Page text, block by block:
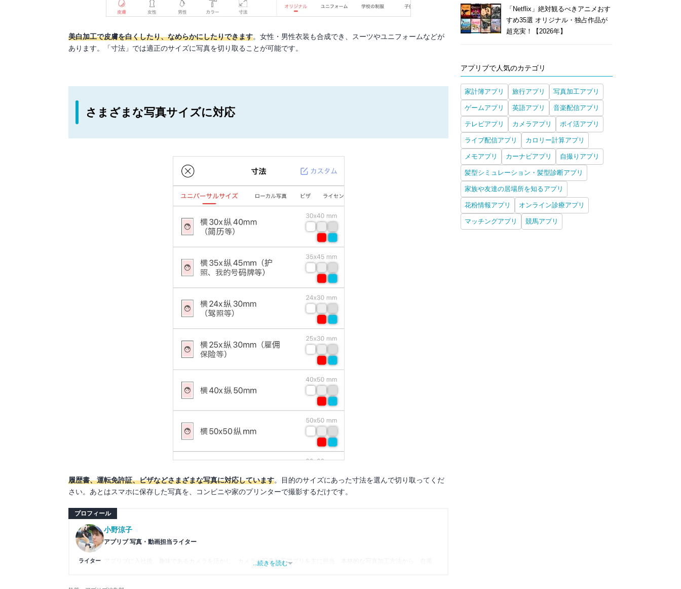
美白加工で皮膚を白くしたり、なめらかにしたりできます。女性・男性衣装も合成でき、スーツやユニフォームなどが
あります。「寸法」では適正のサイズに写真を切り取ることが可能です。
さまざまな写真サイズに対応
履歴書、運転免許証、ビザなどさまざまな写真に対応しています。目的のサイズにあった寸法を選んで切り取ってくだ
さい。あとはスマホに保存した写真を、コンビニや家のプリンターで撮影するだけです。
プロフィール
ライター
小野涼子
アプリブ 写真・動画担当ライター
アプリブに入社後、趣味であるカメラを活かし、カメラや写真加工アプリを主に担当。本格的な写真加工方法から、自撮り
...続きを読む
「Netflix」絶対観るべきアニメおす
すめ35選 オリジナル・独占作品が
超充実！【2026年】
アプリブで人気のカテゴリ
家計簿アプリ 旅行アプリ 写真加工アプリ
ゲームアプリ 英語アプリ 音楽配信アプリ
テレビアプリ カメラアプリ ポイ活アプリ
ライブ配信アプリ カロリー計算アプリ
メモアプリ カーナビアプリ 自撮りアプリ
髪型シミュレーション・髪型診断アプリ
家族や友達の居場所を知るアプリ
花粉情報アプリ オンライン診療アプリ
マッチングアプリ 競馬アプリ